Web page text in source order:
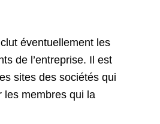
éventuellement les
de l’entreprise. Il est
sites des sociétés qui
les membres qui la